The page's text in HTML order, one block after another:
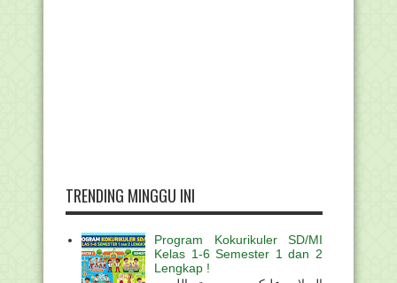
TRENDING MINGGU INI
Program Kokurikuler SD/MI
Kelas 1-6 Semester 1 dan 2
Lengkap !